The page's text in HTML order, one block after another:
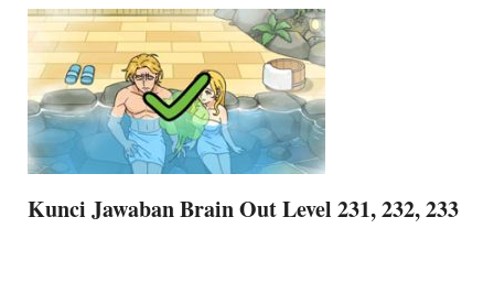
Kunci Jawaban Brain Out Level 231, 232, 233